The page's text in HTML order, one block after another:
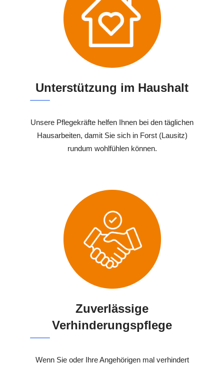
Unterstützung im Haushalt
Unsere Pflegekräfte helfen Ihnen bei den täglichen
Hausarbeiten, damit Sie sich in Forst (Lausitz)
rundum wohlfühlen können.
Zuverlässige
Verhinderungspflege
Wenn Sie oder Ihre Angehörigen mal verhindert